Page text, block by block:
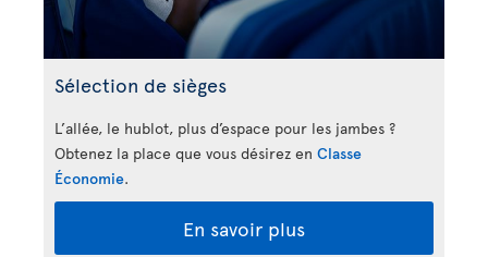
Sélection de sièges
L’allée, le hublot, plus d’espace pour les jambes ?
Obtenez la place que vous désirez en Classe
Économie.
En savoir plus